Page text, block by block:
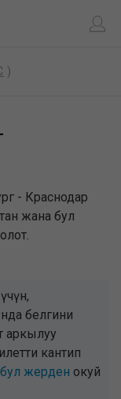
)
- Краснодар
жана бул
белгини
аркылуу
кантип
бул жерден окуй